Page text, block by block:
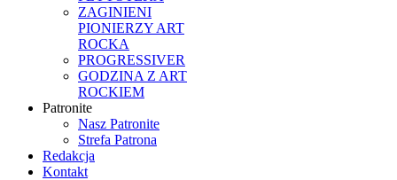
ZAGINIENI
PIONIERZY ART
ROCKA
PROGRESSIVER
GODZINA Z ART
ROCKIEM
Patronite
Nasz Patronite
Strefa Patrona
Redakcja
Kontakt